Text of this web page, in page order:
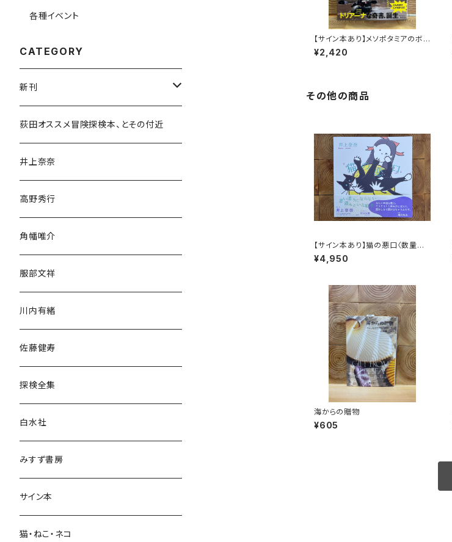
【サイン本あり】メソポタミアのボ
ート三人男
¥2,420
その他の商品
【サイン本あり】猫の悪口〈数量限
定・オリジナルトート付き〉
¥4,950
海からの贈物
¥605
各種イベント
CATEGORY
新刊
和書
文学・小説・物語
随筆・ノンフィクション・その他
民族・風習
言語・ことば
荻田オススメ冒険探検本、とその付近
井上奈奈
高野秀行
角幡唯介
服部文祥
川内有緒
佐藤健寿
探検全集
白水社
みすず書房
サイン本
猫・ねこ・ネコ